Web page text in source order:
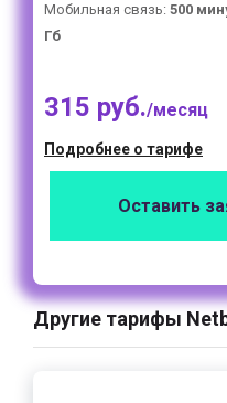
Мобильная связь: 500
Гб
315 руб./месяц
Подробнее о тарифе
Оставить
Другие тарифы